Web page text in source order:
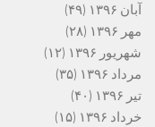
آبان ۱۳۹۶
(۴۹)
مهر ۱۳۹۶
(۲۸)
شهریور ۱۳۹۶
(۱۲)
مرداد ۱۳۹۶
(۳۵)
تیر ۱۳۹۶
(۴۰)
خرداد ۱۳۹۶
(۱۵)